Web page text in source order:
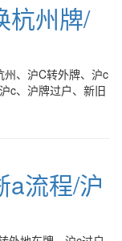
杭州牌/
、沪C转外牌、沪c
c、沪牌过户、新旧
a流程/沪